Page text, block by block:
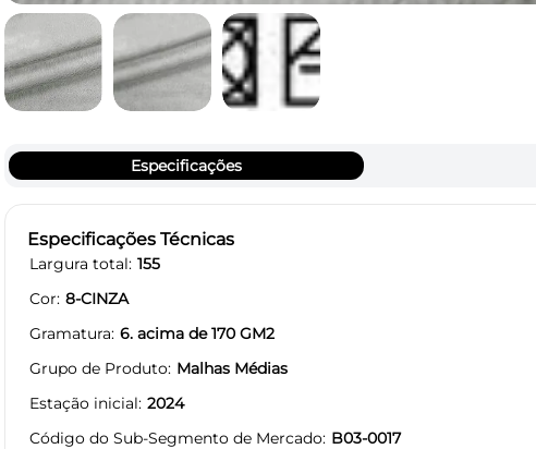
Especificações
Especificações Técnicas
Largura total 155
Cor 8-CINZA
Gramatura 6. acima de 170 GM2
Grupo de Produto Malhas Médias
Estação inicial 2024
Código do Sub-Segmento de Mercado B03-0017